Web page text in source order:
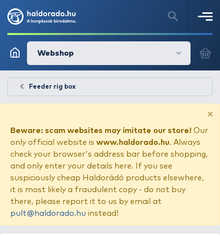
Webshop
Feeder rig box
×
Beware: scam websites may imitate our store! Our
only official website is www.haldorado.hu. Always
check your browser's address bar before shopping,
and only enter your details here. If you see
suspiciously cheap Haldorádó products elsewhere,
it is most likely a fraudulent copy - do not buy
there, please report it to us by email at
pult@haldorado.hu instead!